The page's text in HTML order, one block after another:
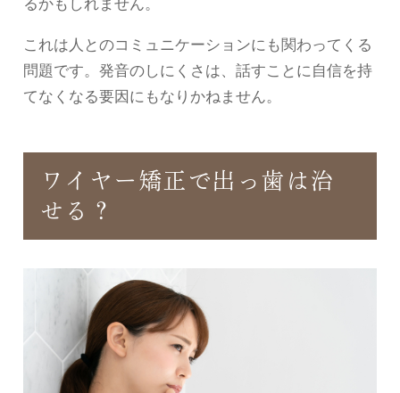
これは人とのコミュニケーションにも関わってくる
問題です。発音のしにくさは、話すことに自信を持
てなくなる要因にもなりかねません。
ワイヤー矯正で出っ歯は治
せる？